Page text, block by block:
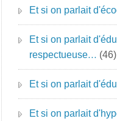
Et si on parlait
Et si on parlait
respectueuse… (46)
Et si on parlait
Et si on parlait